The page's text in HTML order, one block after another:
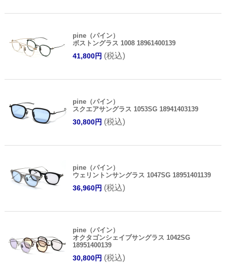
pine（パイン）
ボストングラス 1008 18961400139
41,800円 (税込)
pine（パイン）
スクエアサングラス 1053SG 18941403139
30,800円 (税込)
pine（パイン）
ウェリントンサングラス 1047SG 18951401139
36,960円 (税込)
pine（パイン）
オクタゴンシェイプサングラス 1042SG
18951400139
30,800円 (税込)